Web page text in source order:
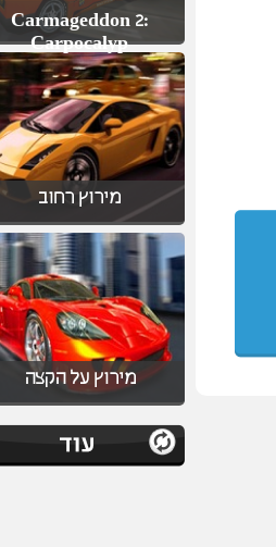
Carmageddon 2:
Carpocalyp
מירוץ רחוב
מירוץ על הקצה